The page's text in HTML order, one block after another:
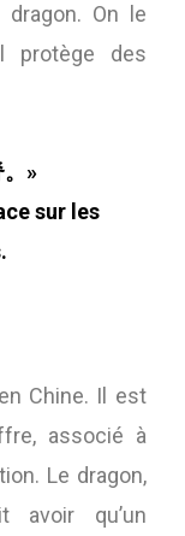
On le
protège des
»
sur les
Chine. Il est
associé à
Le dragon,
avoir qu’un